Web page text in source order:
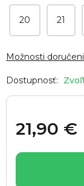
20 21
Možnosti
21,90 €
cena: